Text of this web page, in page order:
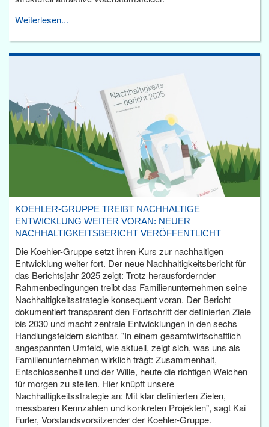
Weiterlesen...
KOEHLER-GRUPPE TREIBT NACHHALTIGE
ENTWICKLUNG WEITER VORAN: NEUER
NACHHALTIGKEITSBERICHT VERÖFFENTLICHT
Die Koehler-Gruppe setzt ihren Kurs zur nachhaltigen
Entwicklung weiter fort. Der neue Nachhaltigkeitsbericht für
das Berichtsjahr 2025 zeigt: Trotz herausfordernder
Rahmenbedingungen treibt das Familienunternehmen seine
Nachhaltigkeitsstrategie konsequent voran. Der Bericht
dokumentiert transparent den Fortschritt der definierten Ziele
bis 2030 und macht zentrale Entwicklungen in den sechs
Handlungsfeldern sichtbar. "In einem gesamtwirtschaftlich
angespannten Umfeld, wie aktuell, zeigt sich, was uns als
Familienunternehmen wirklich trägt: Zusammenhalt,
Entschlossenheit und der Wille, heute die richtigen Weichen
für morgen zu stellen. Hier knüpft unsere
Nachhaltigkeitsstrategie an: Mit klar definierten Zielen,
messbaren Kennzahlen und konkreten Projekten", sagt Kai
Furler, Vorstandsvorsitzender der Koehler-Gruppe.